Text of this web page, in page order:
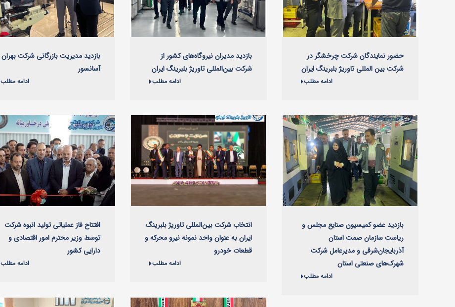
بازدید مدیریت بازرگانی شرکت بهران
آسانسور
ادامه مطلب
بازدید مدیران نیروگاه‌های کشور از
شرکت بین‌المللی تاوریژ بلبرینگ ایران
ادامه مطلب
حضور نمایندگان شرکت چرخشگر در
شرکت بین المللی تاوریژ بلبرینگ ایران
ادامه مطلب
افتتاح فاز عملیاتی تولید انبوه شرکت
توسط وزیر محترم امور اقتصادی و
دارایی کشور
ادامه مطلب
انتخاب شرکت بین‌المللی تاوریژ بلبرینگ
ایران به عنوان واحد نمونه نیرو محرکه و
قطعات خودرو
ادامه مطلب
بازدید عضو کمیسیون صنایع مجلس و
ریاست سازمان صمت استان
آذربایجان‌شرقی و مدیرعامل شرکت
شهرک‌های صنعتی استان
ادامه مطلب